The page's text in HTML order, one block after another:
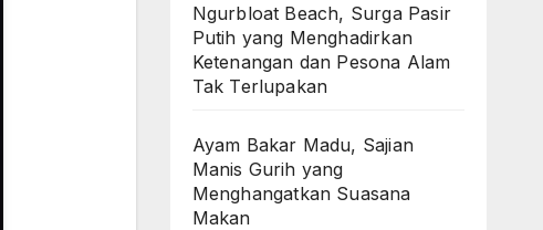
Ngurbloat Beach, Surga Pasir
Putih yang Menghadirkan
Ketenangan dan Pesona Alam
Tak Terlupakan
Ayam Bakar Madu, Sajian
Manis Gurih yang
Menghangatkan Suasana
Makan